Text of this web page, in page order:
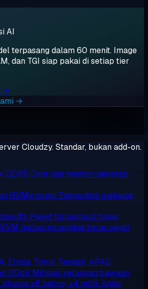
AI
terpasang dalam 60 menit. Image
dan TGI siap pakai di setiap tier
→
→
Cloudzy. Standar, bukan add-on.
DDR5 Core dan memori generasi
NVMe murni Tanpa disk mekanis,
Paket throughput tinggi
Isolasi perangkat keras sejati
Eropa, Timur Tengah, APAC
DDoS Mitigasi serangan bawaan
v6 native, v4 milik Anda